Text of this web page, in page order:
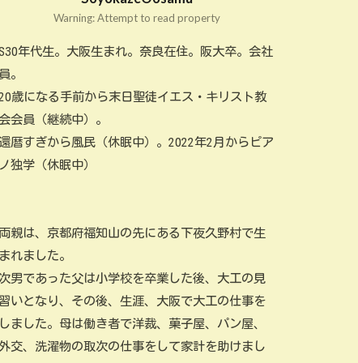
Warning: Attempt to read property
年代生。大阪生まれ。奈良在住。阪大卒。会社
員。
歳になる手前から末日聖徒イエス・キリスト教
会員（継続中）。
還暦すぎから風民（休眠中）。2022年2月からピア
ノ独学（休眠中）
両親は、京都府福知山の先にある下夜久野村で生
まれました。
次男であった父は小学校を卒業した後、大工の見
いとなり、その後、生涯、大阪で大工の仕事を
しました。母は働き者で洋裁、菓子屋、パン屋、
交、洗濯物の取次の仕事をして家計を助けまし